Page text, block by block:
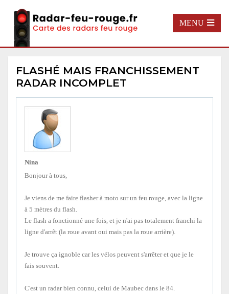
MENU
FLASHÉ MAIS FRANCHISSEMENT
RADAR INCOMPLET
Nina
Bonjour à tous,
Je viens de me faire flasher à moto sur un feu rouge, avec la ligne
à 5 mètres du flash.
Le flash a fonctionné une fois, et je n'ai pas totalement franchi la
ligne d'arrêt (la roue avant oui mais pas la roue arrière).
Je trouve ça ignoble car les vélos peuvent s'arrêter et que je le
fais souvent.
C'est un radar bien connu, celui de Maubec dans le 84.